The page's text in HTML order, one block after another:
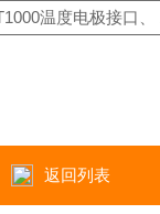
温度电极接口、
返回列表